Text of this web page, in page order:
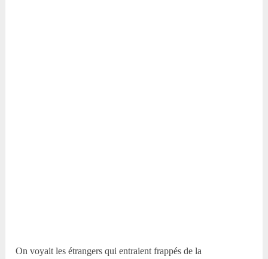
On voyait les étrangers qui entraient frappés de la